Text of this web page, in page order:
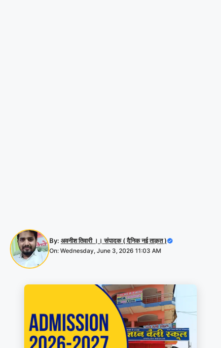
By: अवनीश तिवारी ।। संपादक ( दैनिक नई ताक़त )
On: Wednesday, June 3, 2026 11:03 AM